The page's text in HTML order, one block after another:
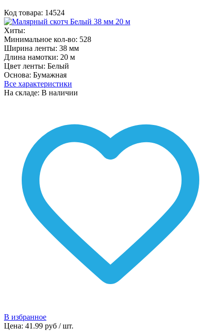
Код товара: 14524
Хиты:
Минимальное кол-во: 528
Ширина ленты: 38 мм
Длина намотки: 20 м
Цвет ленты: Белый
Основа: Бумажная
Все характеристики
На складе: В наличии
В избранное
Цена: 41.99 руб / шт.